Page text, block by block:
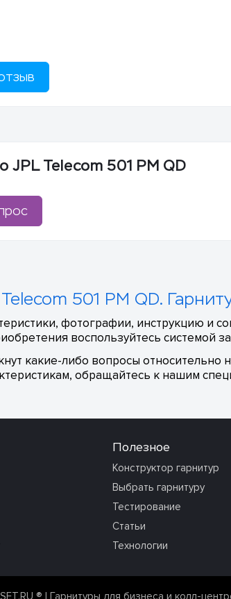
JPL Telecom 501 PM QD
501 PM QD.
фотографии, инструкцию и
воспользуйтесь системой
какие-либо вопросы относительно
обращайтесь к нашим
Полезное
Конструктор гарнитур
Выбрать гарнитуру
Тестирование
Статьи
Технологии
® | Гарнитуры для бизнеса и колл-